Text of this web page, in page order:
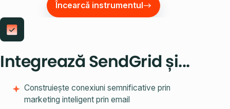
Încearcă instrumentul
Integrează SendGrid și...
Construiește conexiuni semnificative prin
marketing inteligent prin email